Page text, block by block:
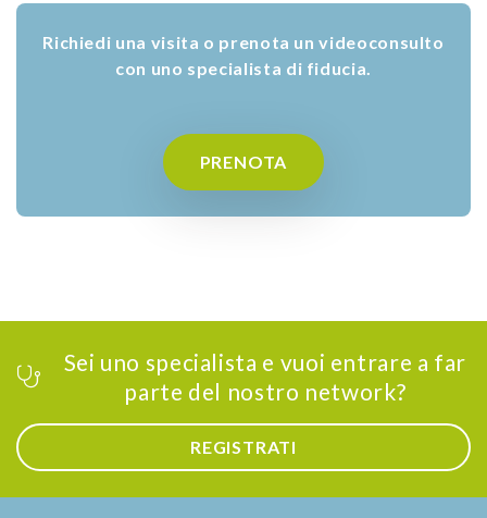
Richiedi una visita o prenota un videoconsulto
con uno specialista di fiducia.
PRENOTA
Sei uno specialista e vuoi entrare a far
parte del nostro network?
REGISTRATI